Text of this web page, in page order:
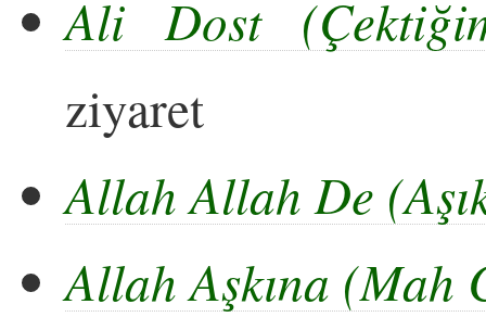
Ali Dost
ziyaret
Allah Allah De
Allah Aşkına (Mah